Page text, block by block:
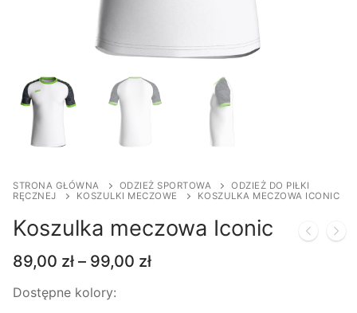
STRONA GŁÓWNA ODZIEŻ SPORTOWA
ODZIEŻ DO PIŁKI
RĘCZNEJ
KOSZULKI MECZOWE KOSZULKA MECZOWA ICONIC
Koszulka meczowa Iconic
89,00 zł – 99,00 złZakres
Dostępne kolory: